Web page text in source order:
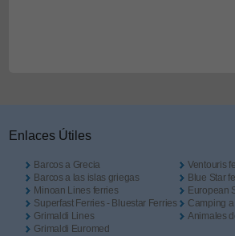
Enlaces Útiles
Barcos a Grecia
Barcos a las islas griegas
Minoan Lines ferries
Superfast Ferries - Bluestar Ferries
Grimaldi Lines
Grimaldi Euromed
Ventouris
Blue Star
European
Camping
Animales